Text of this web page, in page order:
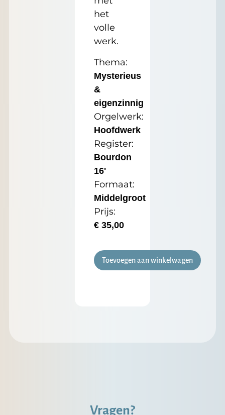
het
volle
werk.
Thema:
Mysterieus
&
eigenzinnig
Orgelwerk:
Hoofdwerk
Register:
Bourdon
16'
Formaat:
Middelgroot
Prijs:
€ 35,00
Toevoegen aan winkelwagen
Vragen?